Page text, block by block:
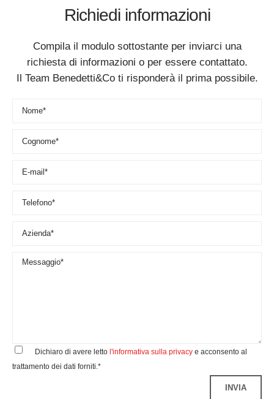
Richiedi informazioni
Compila il modulo sottostante per inviarci una
richiesta di informazioni o per essere contattato.
Il Team Benedetti&Co ti risponderà il prima possibile.
Dichiaro di avere letto l'informativa sulla privacye acconsento al
trattamento dei dati forniti.*